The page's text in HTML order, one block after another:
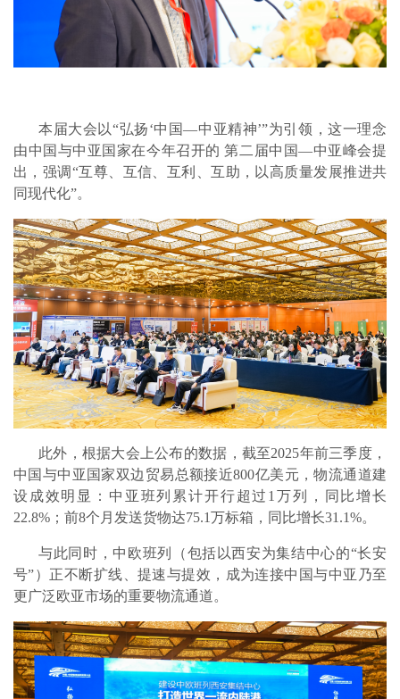
本届大会以“弘扬‘中国—中亚精神’”为引领，这一理念
由中国与中亚国家在今年召开的 第二届中国—中亚峰会提
出，强调“互尊、互信、互利、互助，以高质量发展推进共
同现代化”。
此外，根据大会上公布的数据，截至2025年前三季度，
中国与中亚国家双边贸易总额接近800亿美元，物流通道建
设成效明显：中亚班列累计开行超过1万列，同比增长
22.8%；前8个月发送货物达75.1万标箱，同比增长31.1%。
与此同时，中欧班列（包括以西安为集结中心的“长安
号”）正不断扩线、提速与提效，成为连接中国与中亚乃至
更广泛欧亚市场的重要物流通道。